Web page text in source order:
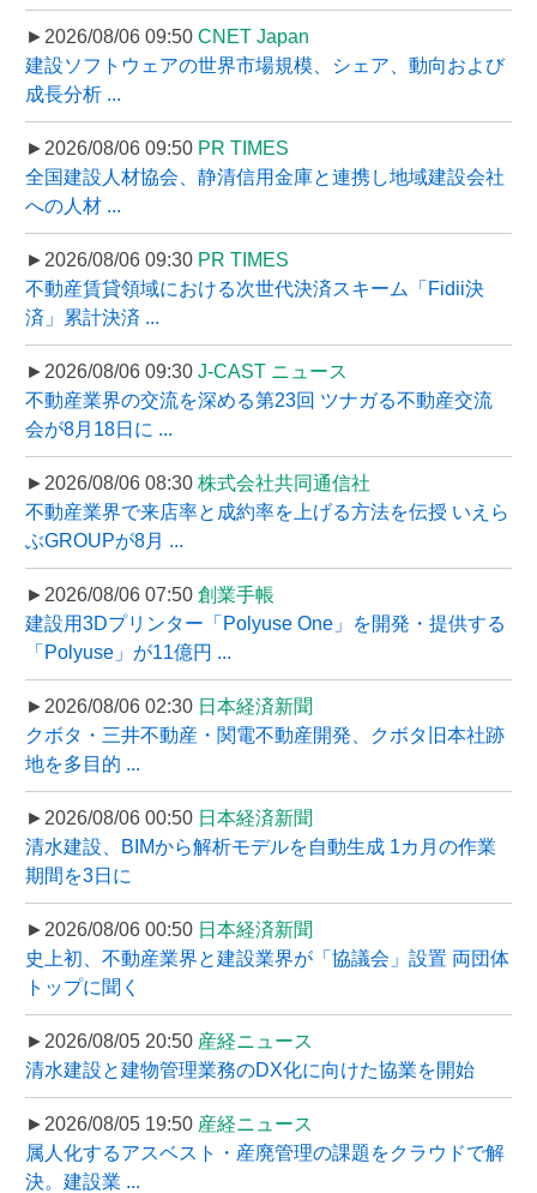
►2026/08/06 09:50 CNET Japan
建設ソフトウェアの世界市場規模、シェア、動向および
成長分析 ...
►2026/08/06 09:50 PR TIMES
全国建設人材協会、静清信用金庫と連携し地域建設会社
への人材 ...
►2026/08/06 09:30 PR TIMES
不動産賃貸領域における次世代決済スキーム「Fidii決
済」累計決済 ...
►2026/08/06 09:30 J-CAST ニュース
不動産業界の交流を深める第23回 ツナガる不動産交流
会が8月18日に ...
►2026/08/06 08:30 株式会社共同通信社
不動産業界で来店率と成約率を上げる方法を伝授 いえら
ぶGROUPが8月 ...
►2026/08/06 07:50 創業手帳
建設用3Dプリンター「Polyuse One」を開発・提供する
「Polyuse」が11億円 ...
►2026/08/06 02:30 日本経済新聞
クボタ・三井不動産・関電不動産開発、クボタ旧本社跡
地を多目的 ...
►2026/08/06 00:50 日本経済新聞
清水建設、BIMから解析モデルを自動生成 1カ月の作業
期間を3日に
►2026/08/06 00:50 日本経済新聞
史上初、不動産業界と建設業界が「協議会」設置 両団体
トップに聞く
►2026/08/05 20:50 産経ニュース
清水建設と建物管理業務のDX化に向けた協業を開始
►2026/08/05 19:50 産経ニュース
属人化するアスベスト・産廃管理の課題をクラウドで解
決。建設業 ...